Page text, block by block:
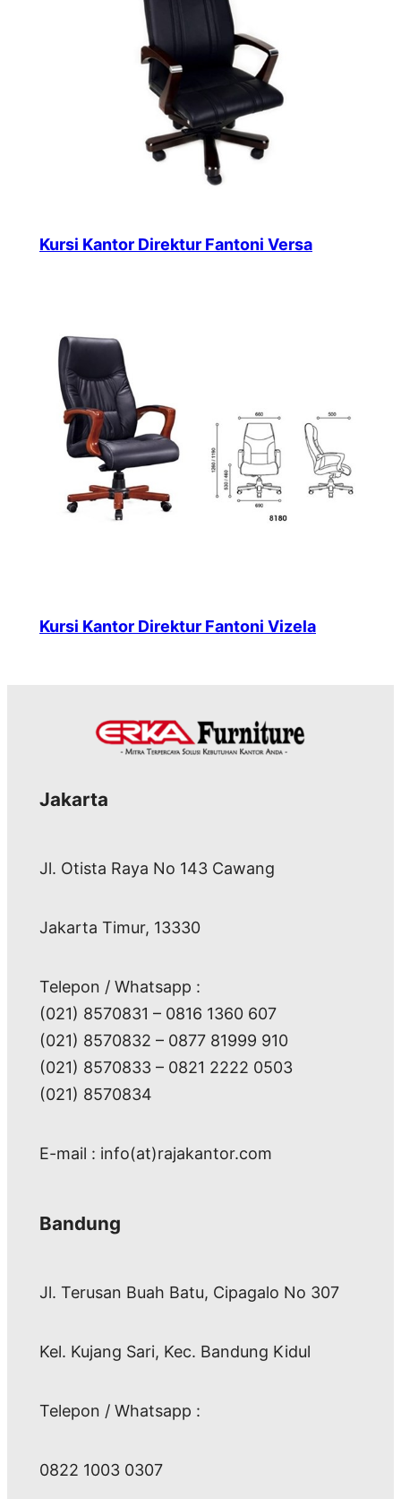
Kursi Kantor Direktur Fantoni Versa
Kursi Kantor Direktur Fantoni Vizela
Jakarta
Jl. Otista Raya No 143 Cawang
Jakarta Timur, 13330
Telepon / Whatsapp :
(021) 8570831 – 0816 1360 607
(021) 8570832 – 0877 81999 910
(021) 8570833 – 0821 2222 0503
(021) 8570834
E-mail : info(at)rajakantor.com
Bandung
Jl. Terusan Buah Batu, Cipagalo No 307
Kel. Kujang Sari, Kec. Bandung Kidul
Telepon / Whatsapp :
0822 1003 0307